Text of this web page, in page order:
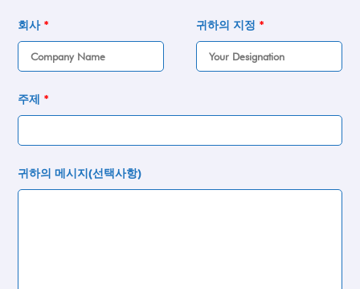
회사 * 귀하의 지정 *
주제 *
귀하의 메시지(선택사항)